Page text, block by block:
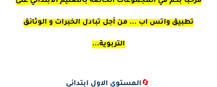
تطبيق واتس اب ... من أجل تبادل الخبرات و الوثائق
التربوية...
🔄المستوى الاول ابتدائي